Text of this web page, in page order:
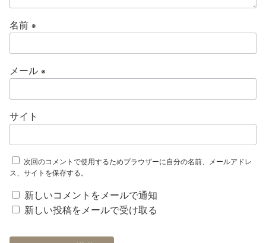
名前 ※
メール ※
サイト
次回のコメントで使用するためブラウザーに自分の名前、メールアドレ
ス、サイトを保存する。
新しいコメントをメールで通知
新しい投稿をメールで受け取る